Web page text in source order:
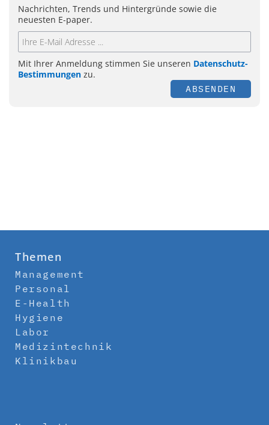
Nachrichten, Trends und Hintergründe sowie die
neuesten E-paper.
Mit Ihrer Anmeldung stimmen Sie unseren Datenschutz-
Bestimmungen zu.
ABSENDEN
Themen
Management
Personal
E-Health
Hygiene
Labor
Medizintechnik
Klinikbau